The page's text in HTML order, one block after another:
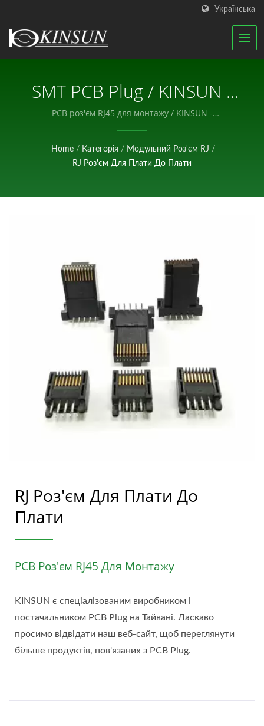
Українська
SMT PCB Plug / KINSUN -
Професійний Виробник
Електронних
Компонентів.
PCB роз'єм RJ45 для монтажу / KINSUN -
Професійний виробник електронних компонентів.
Home / Категорія / Модульний Роз'єм RJ /
RJ Роз'єм Для Плати До Плати
RJ Роз'єм Для Плати До
Плати
PCB Роз'єм RJ45 Для Монтажу
KINSUN є спеціалізованим виробником і
постачальником PCB Plug на Тайвані. Ласкаво
просимо відвідати наш веб-сайт, щоб переглянути
більше продуктів, пов'язаних з PCB Plug.